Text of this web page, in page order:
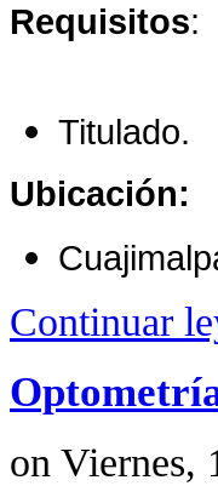
Requisitos:
Titulado.
Ubicación:
Continuar
on Viernes,